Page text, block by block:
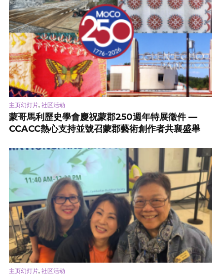
主页幻灯片, 社区活动
蒙哥馬利歷史學會慶祝蒙郡250週年特展徵件 —
CCACC熱心支持並號召蒙郡藝術創作者共襄盛舉
主页幻灯片, 社区活动